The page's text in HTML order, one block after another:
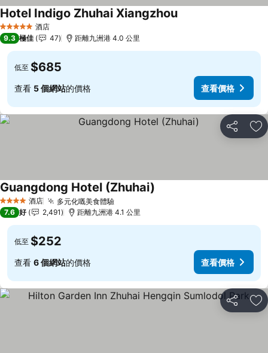
5 星級 酒店
Hotel Indigo Zhuhai Xiangzhou
9.3 極佳 47 距離九洲港 4.0 公里
低至 $685
查看 5 個網站的價格 查看價格
分享 放
4 星級 酒店 多元化嘅美食體驗
Guangdong Hotel (Zhuhai)
7.6 好 2,491 距離九洲港 4.1 公里
低至 $252
查看 6 個網站的價格 查看價格
分享 放